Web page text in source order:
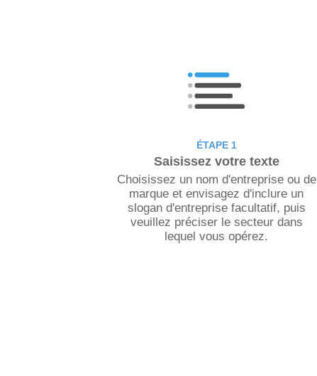
ÉTAPE 1
Saisissez votre texte
Choisissez un nom d'entreprise ou de
marque et envisagez d'inclure un
slogan d'entreprise facultatif, puis
veuillez préciser le secteur dans
lequel vous opérez.